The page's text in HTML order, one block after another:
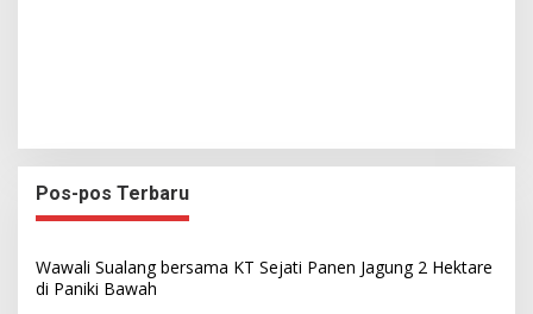
Pos-pos Terbaru
Wawali Sualang bersama KT Sejati Panen Jagung 2 Hektare
di Paniki Bawah